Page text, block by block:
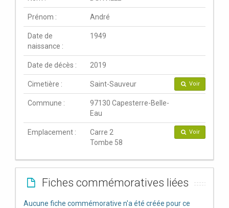
Prénom : André
Date de
naissance :
1949
Date de décès : 2019
Cimetière : Saint-Sauveur Voir
Commune :
97130 Capesterre-Belle-
Eau
Emplacement :
Carre 2
Tombe 58
Voir
Fiches commémoratives liées
Aucune fiche commémorative n'a été créée pour ce